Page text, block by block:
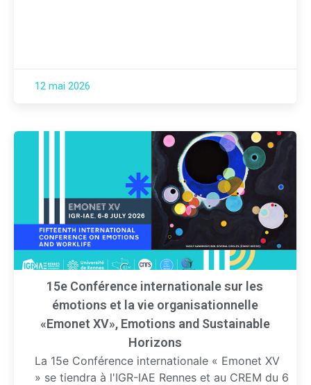
12 mai 2026
15e Conférence internationale sur les
émotions et la vie organisationnelle
«Emonet XV», Emotions and Sustainable
Horizons
La 15e Conférence internationale « Emonet XV
» se tiendra à l'IGR-IAE Rennes et au CREM du 6